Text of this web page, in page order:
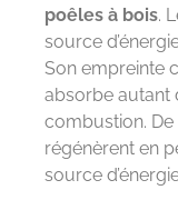
poêles à bois.
source
Son empreinte
absorbe autant
combustion. De
régénèrent en
source